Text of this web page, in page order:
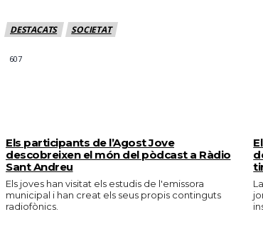
DESTACATS SOCIETAT
607
Els participants de l’Agost Jove
descobreixen el món del pòdcast a Ràdio
Sant Andreu
Els joves han visitat els estudis de l'emissora
municipal i han creat els seus propis continguts
radiofònics.